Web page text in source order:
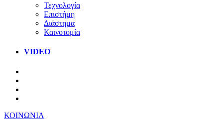
Τεχνολογία
Επιστήμη
Διάστημα
Καινοτομία
VIDEO
ΚΟΙΝΩΝΙΑ